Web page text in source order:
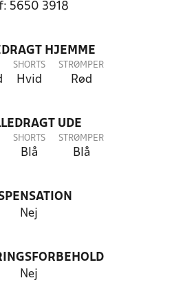
5650 3918
HJEMME
SHORTS
Hvid
STRØMPER
Rød
UDE
SHORTS
Blå
STRØMPER
Blå
Nej
Nej